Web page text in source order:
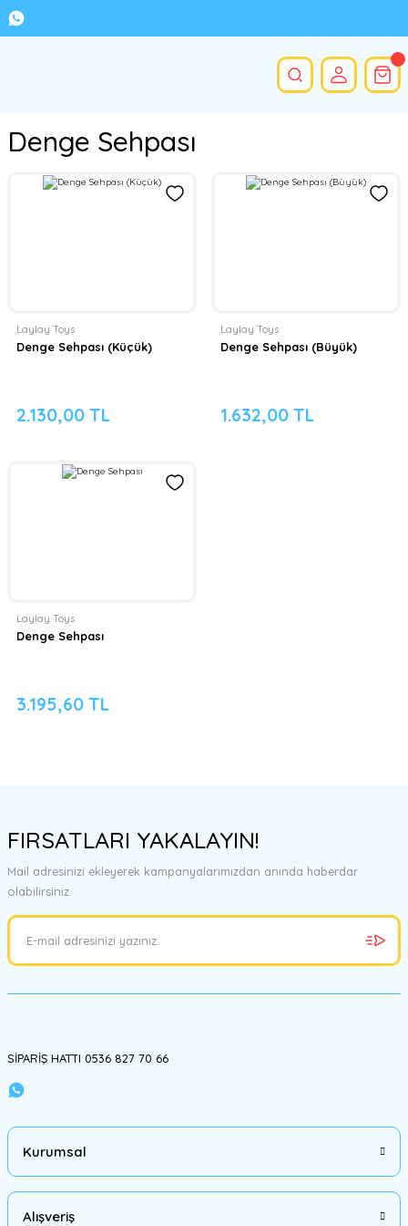
Denge Sehpası
Laylay Toys
Denge Sehpası (Küçük)
2.130,00 TL
Laylay Toys
Denge Sehpası (Büyük)
1.632,00 TL
Laylay Toys
Denge Sehpası
3.195,60 TL
FIRSATLARI YAKALAYIN!
Mail adresinizi ekleyerek kampanyalarımızdan anında haberdar
olabilirsiniz.
SİPARİŞ HATTI 0536 827 70 66
Kurumsal
Alışveriş